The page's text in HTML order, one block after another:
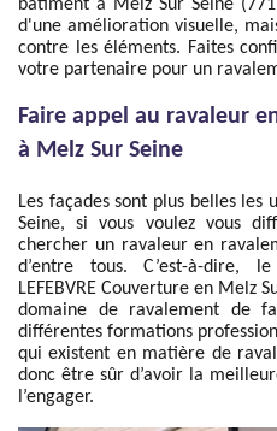
bâtiment à Melz Sur Seine
d'une amélioration visuelle,
contre les éléments. Faites
votre partenaire pour un
Faire appel au ravaleur
à Melz Sur Seine
Les façades sont plus belles les
Seine, si vous voulez vous
chercher un ravaleur en
d’entre tous. C’est-à-dire,
LEFEBVRE Couverture en Melz
domaine de ravalement de
différentes formations
qui existent en matière de
donc être sûr d’avoir la
l’engager.